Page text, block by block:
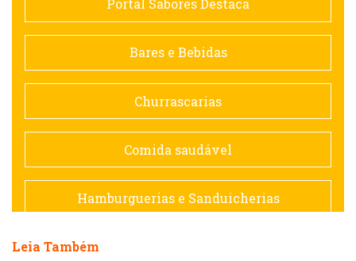
Contemporânea
Doceria
Espanhola
Francesa
Portal Sabores Destaca
Bares e Bebidas
Churrascarias
Comida saudável
Hamburguerias e Sanduicherias
Leia Também